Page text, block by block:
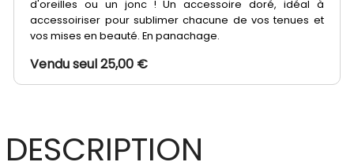
d'oreilles ou un jonc ! Un accessoire doré, idéal à
accessoiriser pour sublimer chacune de vos tenues et
vos mises en beauté. En panachage.
Vendu seul 25,00 €
DESCRIPTION